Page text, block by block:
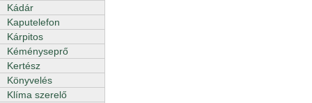
Kádár
Kaputelefon
Kárpitos
Kéményseprő
Kertész
Könyvelés
Klíma szerelő